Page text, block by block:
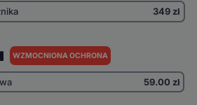
349 zł
WZMOCNIONA OCHRONA
59.00 zł